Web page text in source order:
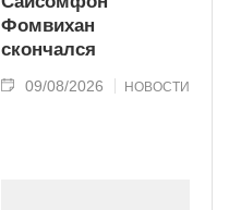
Фомвихан
скончался
09/08/2026 НОВОСТИ